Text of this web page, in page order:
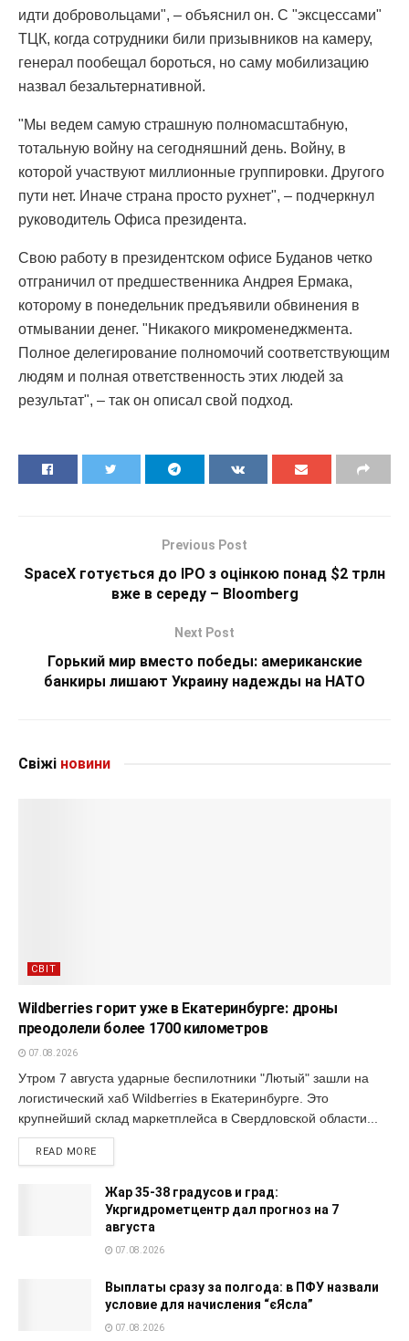
идти добровольцами", – объяснил он. С "эксцессами"
ТЦК, когда сотрудники били призывников на камеру,
генерал пообещал бороться, но саму мобилизацию
назвал безальтернативной.
"Мы ведем самую страшную полномасштабную,
тотальную войну на сегодняшний день. Войну, в
которой участвуют миллионные группировки. Другого
пути нет. Иначе страна просто рухнет", – подчеркнул
руководитель Офиса президента.
Свою работу в президентском офисе Буданов четко
отграничил от предшественника Андрея Ермака,
которому в понедельник предъявили обвинения в
отмывании денег. "Никакого микроменеджмента.
Полное делегирование полномочий соответствующим
людям и полная ответственность этих людей за
результат", – так он описал свой подход.
Previous Post
SpaceX готується до IPO з оцінкою понад $2 трлн
вже в середу – Bloomberg
Next Post
Горький мир вместо победы: американские
банкиры лишают Украину надежды на НАТО
Свіжі новини
СВІТ
Wildberries горит уже в Екатеринбурге: дроны
преодолели более 1700 километров
07.08.2026
Утром 7 августа ударные беспилотники "Лютый" зашли на
логистический хаб Wildberries в Екатеринбурге. Это
крупнейший склад маркетплейса в Свердловской области...
READ MORE
Жар 35-38 градусов и град:
Укргидрометцентр дал прогноз на 7
августа
07.08.2026
Выплаты сразу за полгода: в ПФУ назвали
условие для начисления “єЯсла”
07.08.2026